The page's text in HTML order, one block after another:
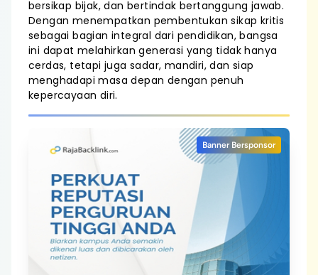
bersikap bijak, dan bertindak bertanggung jawab.
Dengan menempatkan pembentukan sikap kritis
sebagai bagian integral dari pendidikan, bangsa
ini dapat melahirkan generasi yang tidak hanya
cerdas, tetapi juga sadar, mandiri, dan siap
menghadapi masa depan dengan penuh
kepercayaan diri.
Banner Bersponsor